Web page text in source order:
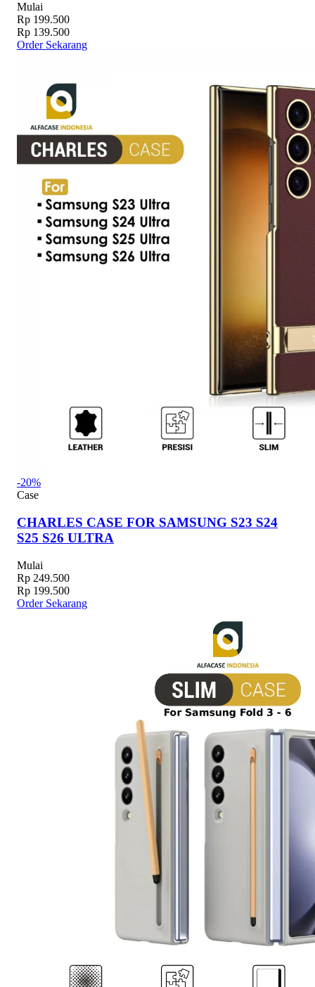
Mulai
Rp 199.500
Rp 139.500
Order Sekarang
-20%
Case
CHARLES CASE FOR SAMSUNG S23 S24
S25 S26 ULTRA
Mulai
Rp 249.500
Rp 199.500
Order Sekarang